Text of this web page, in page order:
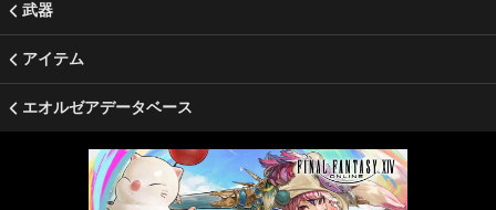
武器
アイテム
エオルゼアデータベース